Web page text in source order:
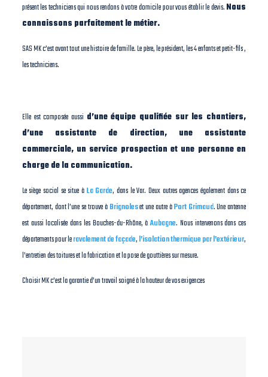
présent les techniciens qui nous rendons à votre domicile pour vous établir le devis.Nous
connaissons parfaitement le métier.
SAS MK c’est avant tout une histoire de famille. Le père, le président, les 4 enfants et petit-fils ,
les techniciens.
Elle est composée aussi d’une équipe qualifiée sur les chantiers,
d’une assistante de direction, une assistante
commerciale, un service prospection et une personne en
charge de la communication.
Le siège social se situe àLa Garde, dans le Var. Deux autres agences également dans ce
département, dont l’une se trouve àBrignoleset une autre àPort Grimaud. Une antenne
est aussi localisée dans les Bouches-du-Rhône, àAubagne. Nous intervenons dans ces
départements pour leravalement de façade,l’isolation thermique par l’extérieur,
l’entretien des toitures et la fabrication et la pose de gouttières sur mesure.
Choisir MK c’est la garantie d’un travail soigné à la hauteur de vos exigences